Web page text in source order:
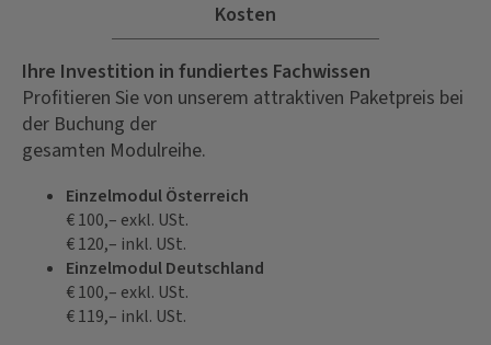
Kosten
Ihre Investition in fundiertes Fachwissen
Profitieren Sie von unserem attraktiven Paketpreis bei
der Buchung der
gesamten Modulreihe.
Einzelmodul Österreich
€ 100,– exkl. USt.
€ 120,– inkl. USt.
Einzelmodul Deutschland
€ 100,– exkl. USt.
€ 119,– inkl. USt.